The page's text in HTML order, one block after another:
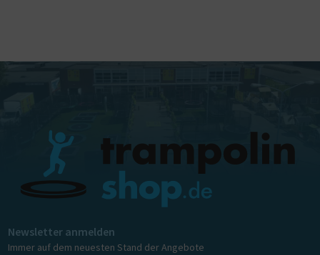
Newsletter anmelden
Immer auf dem neuesten Stand der Angebote